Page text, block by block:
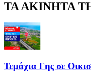
ΤΑ ΑΚΙΝΗΤΑ
Τεμάχια Γης σε